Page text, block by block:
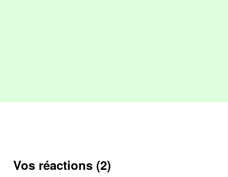
Vos réactions (2)